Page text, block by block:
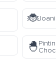
🐞
🐣